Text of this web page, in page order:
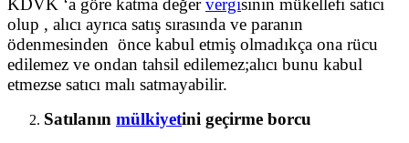
KDVK ‘a göre katma değervergisinin mükellefi satıcı
olup , alıcı ayrıca satış sırasında ve paranın
ödenmesinden önce kabul etmiş olmadıkça ona rücu
edilemez ve ondan tahsil edilemez;alıcı bunu kabul
etmezse satıcı malı satmayabilir.
Satılanın mülkiyetini geçirme borcu